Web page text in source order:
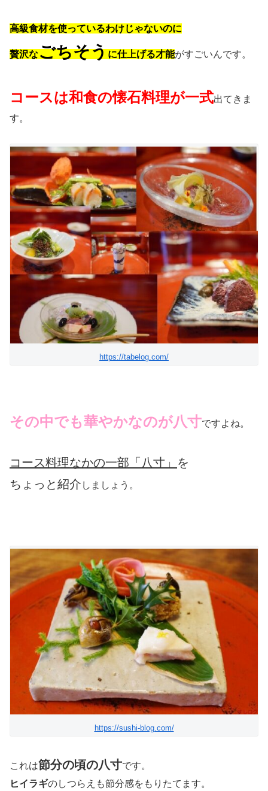
高級食材を使っているわけじゃないのに
贅沢なごちそうに仕上げる才能がすごいんです。
コースは和食の懐石料理が一式出てきま
す。
https://tabelog.com/
その中でも華やかなのが八寸ですよね。
コース料理なかの一部「八寸」 を
ちょっと紹介 しましょう。
https://sushi-blog.com/
これは節分の頃の八寸です。
ヒイラギのしつらえも節分感をもりたてます。